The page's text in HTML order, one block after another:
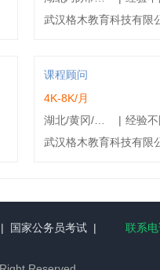
武汉格木教育科技有限
课程顾问
4K-8K/月
| 经验不
武汉格木教育科技有限
| 国家公务员考试 |
联系